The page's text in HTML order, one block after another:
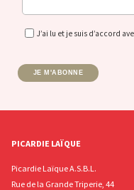
J’ai lu et je suis d’accord
JE M'ABONNE
PICARDIE LAÏQUE
Picardie Laïque A.S.B.L.
Rue de la Grande Triperie, 44